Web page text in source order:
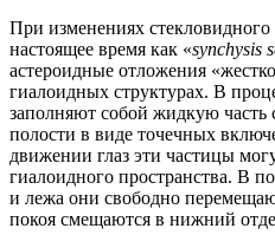
При изменениях стекловидного
настоящее время как «synchysis
астероидные отложения
гиалоидных структурах. В
заполняют собой жидкую часть
полости в виде точечных
движении глаз эти частицы
гиалоидного пространства. В
и лежа они свободно
покоя смещаются в нижний